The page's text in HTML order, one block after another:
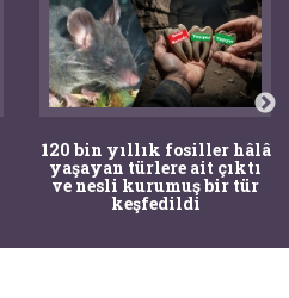
120 bin yıllık fosiller hâlâ
yaşayan türlere ait çıktı
ve nesli kurumuş bir tür
keşfedildi